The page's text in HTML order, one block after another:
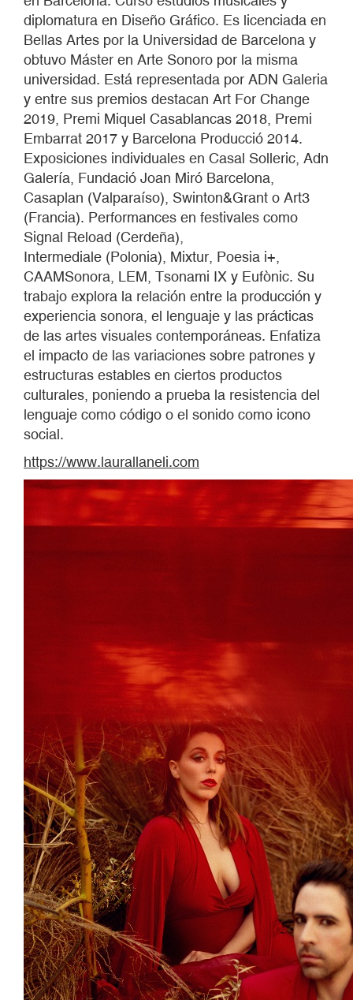
diplomatura en Diseño Gráfico. Es licenciada en
Bellas Artes por la Universidad de Barcelona y
obtuvo Máster en Arte Sonoro por la misma
universidad. Está representada por ADN Galeria
y entre sus premios destacan Art For Change
2019, Premi Miquel Casablancas 2018, Premi
Embarrat 2017 y Barcelona Producció 2014.
Exposiciones individuales en Casal Solleric, Adn
Galería, Fundació Joan Miró Barcelona,
Casaplan (Valparaíso), Swinton&Grant o Art3
(Francia). Performances en festivales como
Signal Reload (Cerdeña),
Intermediale (Polonia), Mixtur, Poesia i+,
CAAMSonora, LEM, Tsonami IX y Eufònic. Su
trabajo explora la relación entre la producción y
experiencia sonora, el lenguaje y las prácticas
de las artes visuales contemporáneas. Enfatiza
el impacto de las variaciones sobre patrones y
estructuras estables en ciertos productos
culturales, poniendo a prueba la resistencia del
lenguaje como código o el sonido como icono
social.
https://www.laurallaneli.com